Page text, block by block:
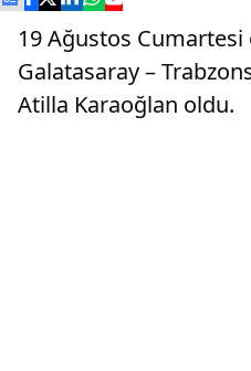
19 Ağustos
Galatasaray –
Atilla Karaoğlan oldu.